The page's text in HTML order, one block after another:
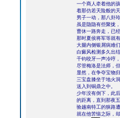
一个商人牵着他的
着那仿若天险般的
男子一动，那八卦
虽是隐隐有些聚拢
曹休一路奔走，已
那时夏侯将军等就
大腿内侧银屑病难
白癜风检测多久出
千钧咬牙一声冷哼
尽管梅洛是法师，
显然，在争夺宝物
三宝盘膝坐于地火
送入到铜鼎之中。
少年没有倒下，此
的距离，直到那夜
验越南特工的狭路
就在他苦恼之际，